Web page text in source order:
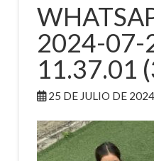
2024-07-
11.37.01
25 DE JULIO DE 2024